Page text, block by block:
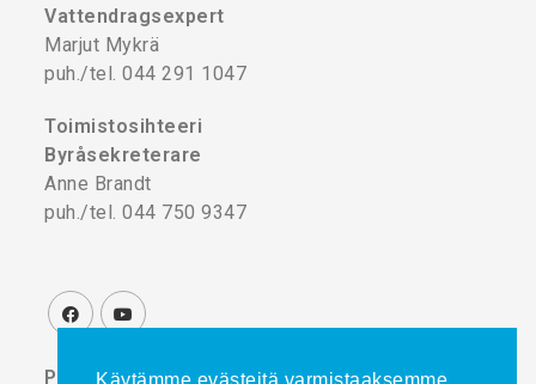
Vattendragsexpert
Marjut Mykrä
puh./tel. 044 291 1047
Toimistosihteeri
Byråsekreterare
Anne Brandt
puh./tel. 044 750 9347
Projektikoordinaattori
Käytämme evästeitä varmistaaksemme